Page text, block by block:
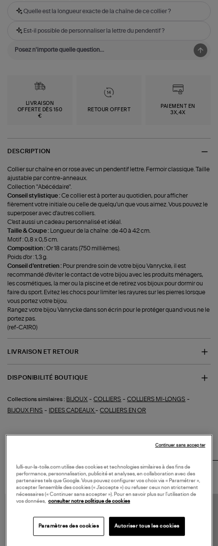
Quelle est la longueur exacte de la chaîne de ce collier ?
Est-il possible de personnaliser la lettre du pendentif ?
LIVRAISON
OFFERTE DÈS 150
€
RETOUR OFFERT
PAIEMENT EN
3X,4X
DESCRIPTION
Collier sur chaîne en or rose avec un pendentif lettre. Fermoir classique. Taille
ajustable par contre-anneaux.
Collection "Abécédaire".
Conseil stylistique :Ce collier est à porter au quotidien, pour afficher
fièrement votre initiale ou celle de quelqu'un que vous aimez. Vous pouvez le
superposer avec d'autres colliers.
C'est aussi un cadeau personnalisé et idéal.
Taille & Coupe :
Longueur de la chaîne : de 40 à 42 cm.
Motif : 0,8 x 0,5 cm.
Composition :Or 18 carats (750 millièmes).
Poids d'or : 1,3 g.
Conseil d'entretien : Pour prendre soin de votre bijou Vanrycke, il est
recommandé d'éviter le contact de votre bijou avec les produits ménagers,
les cosmétiques, la mer ou la piscine et de retirez vos bijoux pour dormir ou
faire du sport. Evitez les chocs pour limiter les rayures sur les pierres lorsque
vous portez votre bijou.
Rangez votre bijou Vanrycke dans son écrin pour le protéger quand vous ne le
portez pas.
(ref-CA1R0)
LIVRAISON ET RETOUR
DISPONIBILITÉ BOUTIQUE
Collections similaires : BIJOUX -COLLIERS -COLLIERS MI-LONGS -
BIJOUX FINS - IDEES CADEAUX -COLLIERS EN OR
LE LOOK
lulli-sur-la-toile.com utilise des cookies et technologies similaires à des fins de
performance, personnalisation, publicité et analyses, en collaboration avec des
partenaires tels que Google. Vous pouvez configurer vos choix via « Paramétrer »,
accepter l’ensemble des cookies (« J’accepte ») ou refuser ceux non strictement
nécessaires (« Continuer sans accepter »). Pour en savoir plus sur l’utilisation de
vos données,
consulter notre politique de cookies
Paramètres des cookies Autoriser tous les cookies
Continuer sans accepter